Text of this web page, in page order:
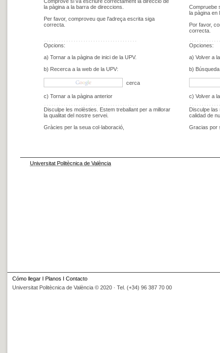
Cómo llegar I Planos I Contacto
Universitat Politècnica de València © 2020 · Tel. (+34) 96 387 70 00